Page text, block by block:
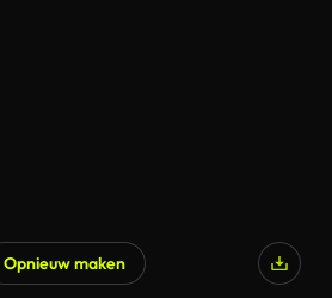
Opnieuw maken